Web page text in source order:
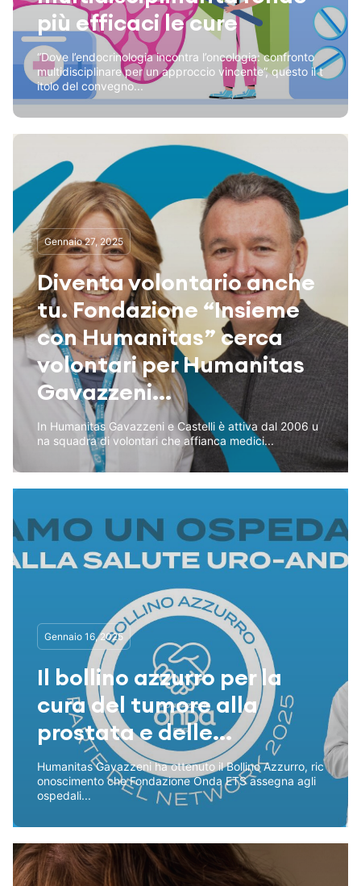
più efficaci le cure
“Dove l’endocrinologia incontra l’oncologia: confronto
multidisciplinare per un approccio vincente”, questo il t
itolo del convegno...
Gennaio 27, 2025
Diventa volontario anche
tu. Fondazione “Insieme
con Humanitas” cerca
volontari per Humanitas
Gavazzeni...
In Humanitas Gavazzeni e Castelli è attiva dal 2006 u
na squadra di volontari che affianca medici...
Gennaio 16, 2025
Il bollino azzurro per la
cura del tumore alla
prostata e delle...
Humanitas Gavazzeni ha ottenuto il Bollino Azzurro, ric
onoscimento che Fondazione Onda ETS assegna agli
ospedali...